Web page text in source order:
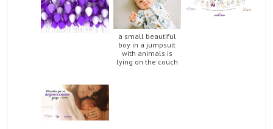
a small beautiful
boy in a jumpsuit
with animals is
lying on the couch